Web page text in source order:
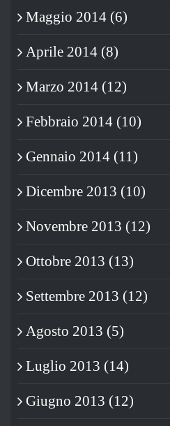
Maggio 2014 (6)
Aprile 2014 (8)
Marzo 2014 (12)
Febbraio 2014 (10)
Gennaio 2014 (11)
Dicembre 2013 (10)
Novembre 2013 (12)
Ottobre 2013 (13)
Settembre 2013 (12)
Agosto 2013 (5)
Luglio 2013 (14)
Giugno 2013 (12)